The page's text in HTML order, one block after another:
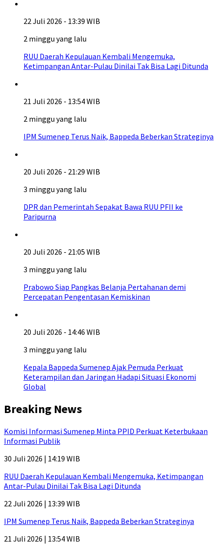
22 Juli 2026 - 13:39 WIB
2 minggu yang lalu
RUU Daerah Kepulauan Kembali Mengemuka,
Ketimpangan Antar-Pulau Dinilai Tak Bisa Lagi Ditunda
21 Juli 2026 - 13:54 WIB
2 minggu yang lalu
IPM Sumenep Terus Naik, Bappeda Beberkan Strateginya
20 Juli 2026 - 21:29 WIB
3 minggu yang lalu
DPR dan Pemerintah Sepakat Bawa RUU PFII ke
Paripurna
20 Juli 2026 - 21:05 WIB
3 minggu yang lalu
Prabowo Siap Pangkas Belanja Pertahanan demi
Percepatan Pengentasan Kemiskinan
20 Juli 2026 - 14:46 WIB
3 minggu yang lalu
Kepala Bappeda Sumenep Ajak Pemuda Perkuat
Keterampilan dan Jaringan Hadapi Situasi Ekonomi
Global
Breaking News
Komisi Informasi Sumenep Minta PPID Perkuat Keterbukaan
Informasi Publik
30 Juli 2026 | 14:19 WIB
RUU Daerah Kepulauan Kembali Mengemuka, Ketimpangan
Antar-Pulau Dinilai Tak Bisa Lagi Ditunda
22 Juli 2026 | 13:39 WIB
IPM Sumenep Terus Naik, Bappeda Beberkan Strateginya
21 Juli 2026 | 13:54 WIB